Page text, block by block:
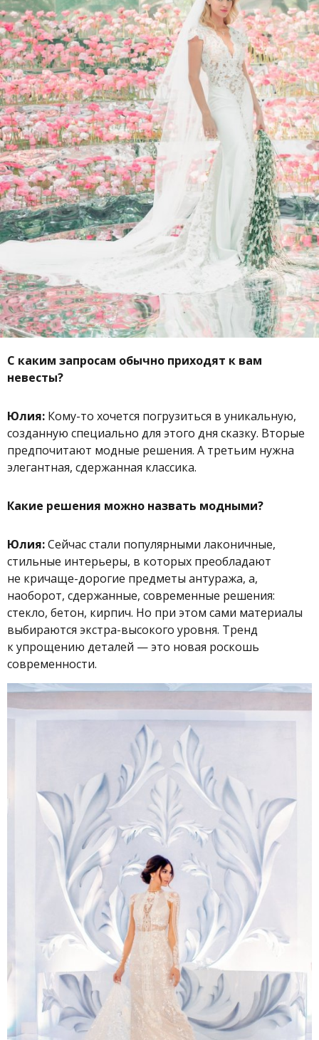
С каким запросам обычно приходят к вам
невесты?
Юлия: Кому-то хочется погрузиться в уникальную,
созданную специально для этого дня сказку. Вторые
предпочитают модные решения. А третьим нужна
элегантная, сдержанная классика.
Какие решения можно назвать модными?
Юлия:Сейчас стали популярными лаконичные,
стильные интерьеры, в которых преобладают
не кричаще-дорогие предметы антуража, а,
наоборот, сдержанные, современные решения:
стекло, бетон, кирпич. Но при этом сами материалы
выбираются экстра-высокого уровня. Тренд
к упрощению деталей — это новая роскошь
современности.